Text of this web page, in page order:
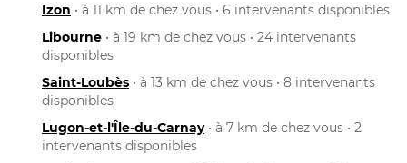
Izon • à 11 km de chez vous • 6 intervenants disponibles
Libourne • à 19 km de chez vous • 24 intervenants
disponibles
Saint-Loubès • à 13 km de chez vous • 8 intervenants
disponibles
Lugon-et-l'Île-du-Carnay• à 7 km de chez vous • 2
intervenants disponibles